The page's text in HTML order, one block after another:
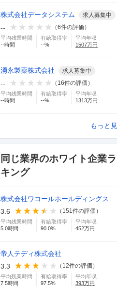
3.8
人事が何をしているかわか
の育成、成長など全く考え
います。プロモーショ
し
現職
募集中の求人情報を見る
株式会社データシステム 求人募集中
-- （6件の評価）
平均残業時間
--時間
有給取得率
--%
平均年収
1507万円
湧永製薬株式会社 求人募集中
-- （ 16件の評価）
平均残業時間
--時間
有給取得率
--%
平均年収
1313万円
もっと
同じ業界のホワイト企業
キング
株式会社ワコールホールディングス
3.6
（ 151件の評価）
平均残業時間
5.0時間
有給取得率
90.0%
平均年収
452万円
帝人テディ株式会社
3.3
（ 12件の評価）
平均残業時間
7.5時間
有給取得率
97.5%
平均年収
393万円